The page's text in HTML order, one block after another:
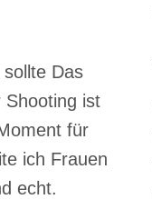
Das
Shooting ist
für
ich Frauen
echt.